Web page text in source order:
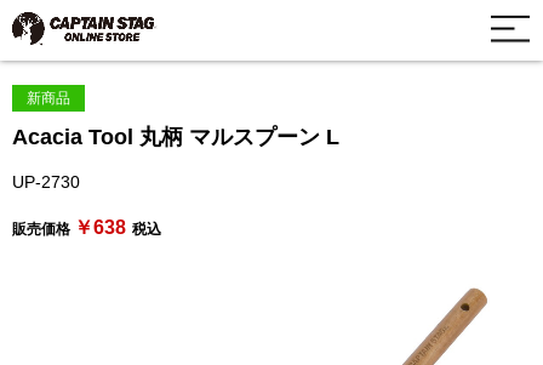
新商品
Acacia Tool 丸柄 マルスプーン L
UP-2730
販売価格 ￥638 税込